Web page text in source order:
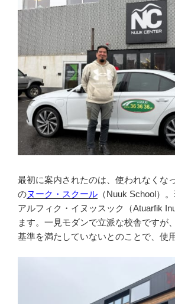
最初に案内されたのは、使われなくな
のヌーク・スクール （Nuuk School）
アルフィク・イヌッスック（Atuarfik
ます。一見モダンで立派な校舎ですが
基準を満たしていないとのことで、使